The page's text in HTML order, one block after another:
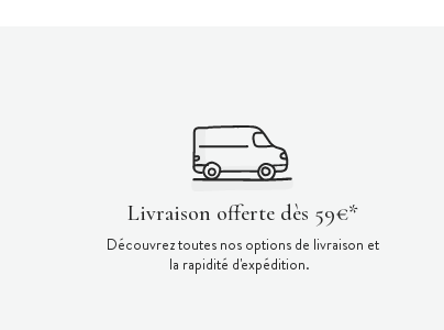
Livraison offerte dès 59€*
Découvrez toutes nos options de livraison et
la rapidité d'expédition.